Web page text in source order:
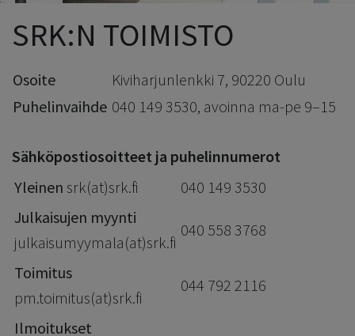
SRK:N TOIMISTO
Osoite
Kiviharjunlenkki 7, 90220 Oulu
Puhelinvaihde 040 149 3530, avoinna ma-pe 9–15
Sähköpostiosoitteet ja puhelinnumerot
Yleinen srk(at)srk.fi
040 149 3530
Julkaisujen myynti
julkaisumyymala(at)srk.fi
040 558 3768
Toimitus
pm.toimitus(at)srk.fi
044 792 2116
Ilmoitukset